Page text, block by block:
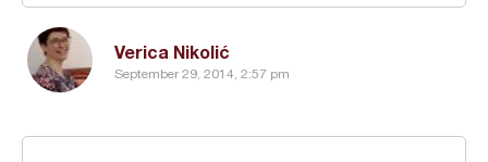
Verica Nikolić
September 29, 2014, 2:57 pm